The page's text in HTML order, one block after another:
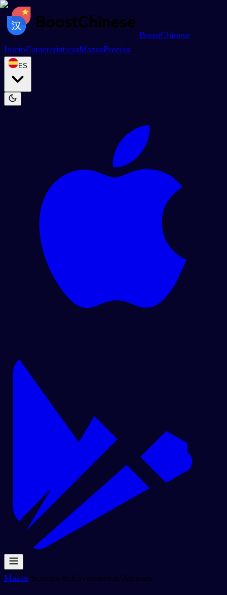
BoostChinese
InicioCaracterísticasMazosPrecios
ES
Mazos/Science & Environment/Animals